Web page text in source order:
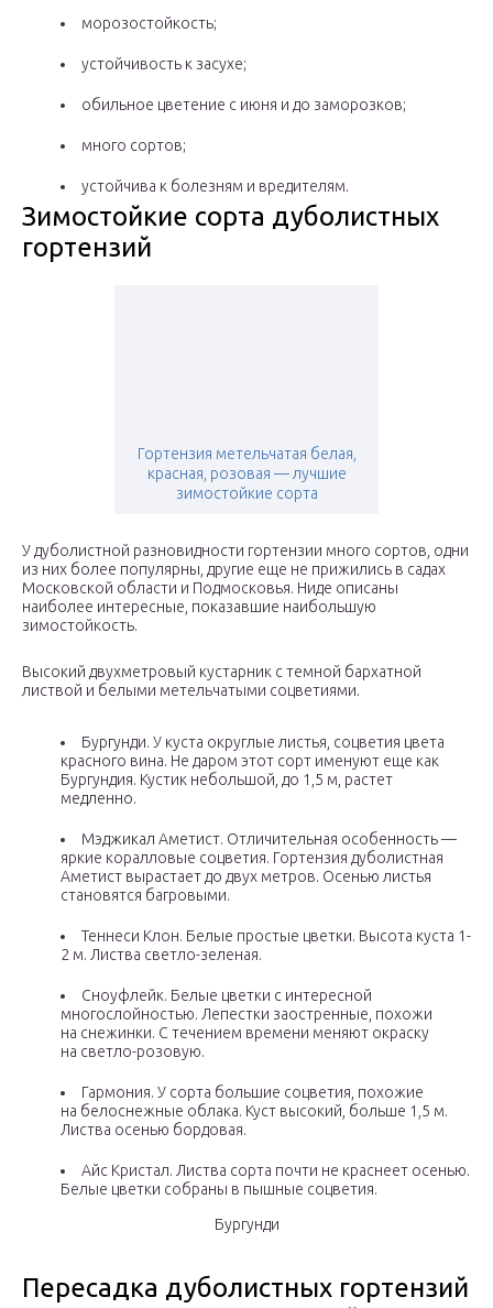
морозостойкость;
устойчивость к засухе;
обильное цветение с июня и до заморозков;
много сортов;
устойчива к болезням и вредителям.
Зимостойкие сорта дуболистных
гортензий
Гортензия метельчатая белая,
красная, розовая — лучшие
зимостойкие сорта
У дуболистной разновидности гортензии много сортов, одни
из них более популярны, другие еще не прижились в садах
Московской области и Подмосковья. Ниде описаны
наиболее интересные, показавшие наибольшую
зимостойкость.
Высокий двухметровый кустарник с темной бархатной
листвой и белыми метельчатыми соцветиями.
Бургунди. У куста округлые листья, соцветия цвета
красного вина. Не даром этот сорт именуют еще как
Бургундия. Кустик небольшой, до 1,5 м, растет
медленно.
Мэджикал Аметист. Отличительная особенность —
яркие коралловые соцветия. Гортензия дуболистная
Аметист вырастает до двух метров. Осенью листья
становятся багровыми.
Теннеси Клон. Белые простые цветки. Высота куста 1-
2 м. Листва светло-зеленая.
Сноуфлейк. Белые цветки с интересной
многослойностью. Лепестки заостренные, похожи
на снежинки. С течением времени меняют окраску
на светло-розовую.
Гармония. У сорта большие соцветия, похожие
на белоснежные облака. Куст высокий, больше 1,5 м.
Листва осенью бордовая.
Айс Кристал. Листва сорта почти не краснеет осенью.
Белые цветки собраны в пышные соцветия.
Бургунди
Пересадка дуболистных гортензий